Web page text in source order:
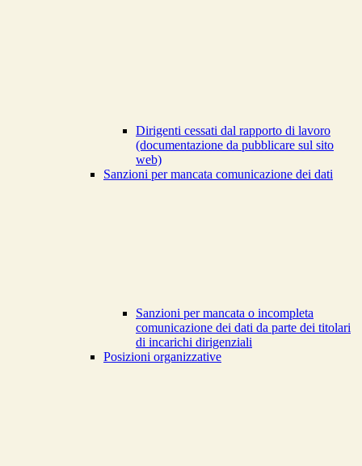
Dirigenti cessati dal rapporto di lavoro
(documentazione da pubblicare sul sito
web)
Sanzioni per mancata comunicazione dei dati
Sanzioni per mancata o incompleta
comunicazione dei dati da parte dei titolari
di incarichi dirigenziali
Posizioni organizzative